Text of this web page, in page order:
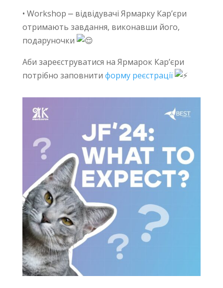
• Workshop ⎼ відвідувачі Ярмарку Кар’єри
отримають завдання, виконавши його,
подаруночки
Аби зареєструватися на Ярмарок Кар’єри
потрібно заповнити форму реєстрації